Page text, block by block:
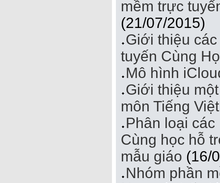
mềm trực
(21/07/2015)
Giới thiệu
tuyến Cùng
Mô hình
Giới thiệu
môn Tiếng
Phân loại
Cùng học hỗ
mẫu giáo (16/
Nhóm phần